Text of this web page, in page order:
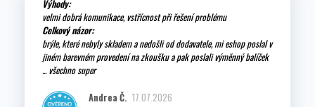
Výhody:
velmi dobrá komunikace, vstřícnost při řešení problému
Celkový názor:
brýle, které nebyly skladem a nedošli od dodavatele, mi eshop poslal v
jiném barevném provedení na zkoušku a pak poslali výměnný balíček
... všechno super
Andrea Č. 17.07.2026